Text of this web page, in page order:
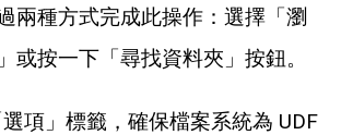
兩種方式完成此操作：選擇「瀏
或按一下「尋找資料夾」按鈕。
項」標籤，確保檔案系統為 UDF